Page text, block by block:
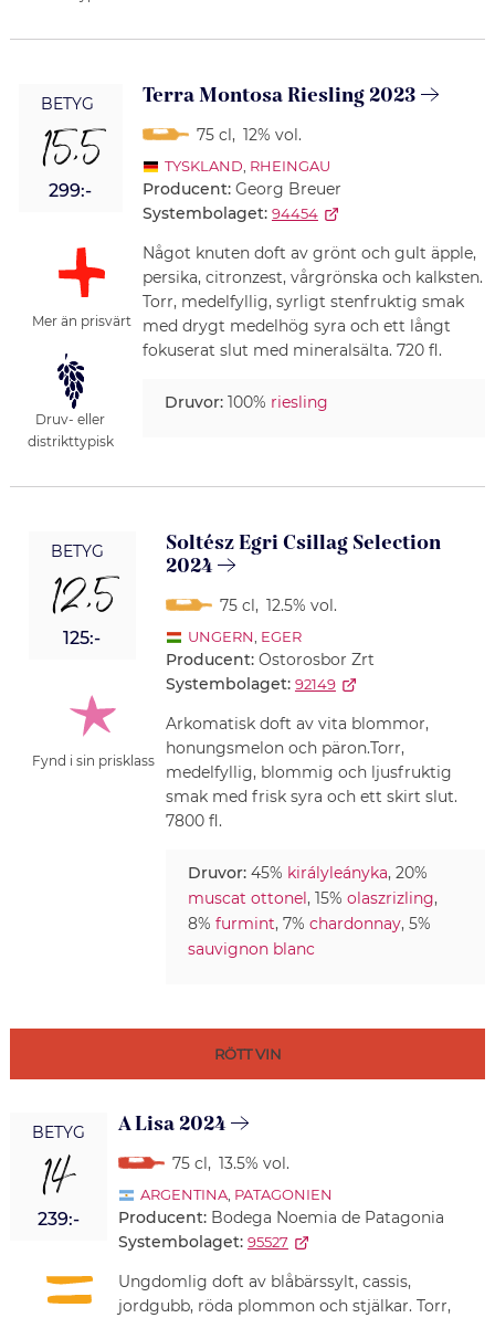
BETYG
15,5
299:-
Mer än prisvärt
Druv- eller
distrikttypisk
Terra Montosa Riesling 2023
75 cl , 12% vol.
TYSKLAND, RHEINGAU
Producent: Georg Breuer
Systembolaget: 94454
Något knuten doft av grönt och gult äpple,
persika, citronzest, vårgrönska och kalksten.
Torr, medelfyllig, syrligt stenfruktig smak
med drygt medelhög syra och ett långt
fokuserat slut med mineralsälta. 720 fl.
Druvor:100% riesling
BETYG
12,5
125:-
Fynd i sin prisklass
Soltész Egri Csillag Selection
2024
75 cl , 12.5% vol.
UNGERN, EGER
Producent: Ostorosbor Zrt
Systembolaget: 92149
Arkomatisk doft av vita blommor,
honungsmelon och päron.Torr,
medelfyllig, blommig och ljusfruktig
smak med frisk syra och ett skirt slut.
7800 fl.
Druvor:45% királyleányka, 20%
muscat ottonel , 15% olaszrizling,
8% furmint, 7% chardonnay, 5%
sauvignon blanc
RÖTT VIN
BETYG
14
239:-
A Lisa 2024
75 cl , 13.5% vol.
ARGENTINA, PATAGONIEN
Producent: Bodega Noemia de Patagonia
Systembolaget: 95527
Ungdomlig doft av blåbärssylt, cassis,
jordgubb, röda plommon och stjälkar. Torr,